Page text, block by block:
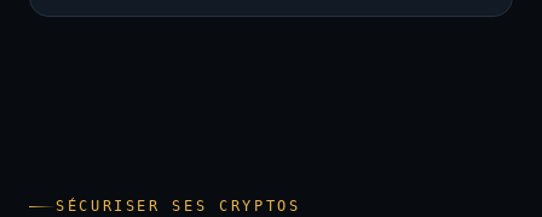
SÉCURISER SES CRYPTOS